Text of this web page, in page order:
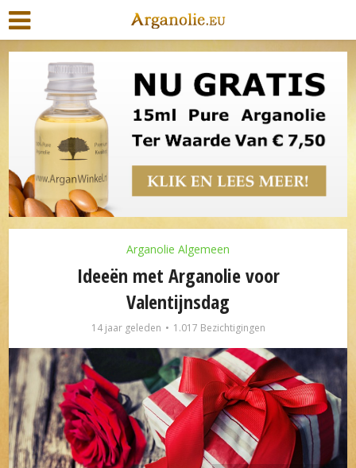
Arganolie Algemeen
Ideeën met Arganolie voor
Valentijnsdag
14 jaar geleden 1.017 Bezichtigingen